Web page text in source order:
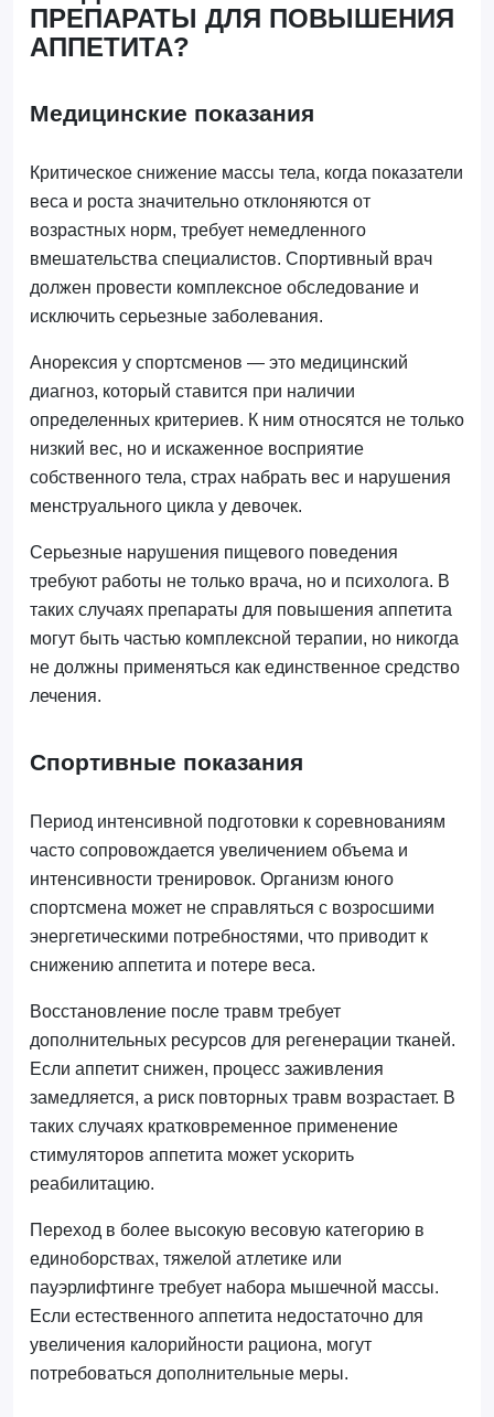
ПРЕПАРАТЫ ДЛЯ ПОВЫШЕНИЯ
АППЕТИТА?
Медицинские показания
Критическое снижение массы тела, когда показатели
веса и роста значительно отклоняются от
возрастных норм, требует немедленного
вмешательства специалистов. Спортивный врач
должен провести комплексное обследование и
исключить серьезные заболевания.
Анорексия у спортсменов — это медицинский
диагноз, который ставится при наличии
определенных критериев. К ним относятся не только
низкий вес, но и искаженное восприятие
собственного тела, страх набрать вес и нарушения
менструального цикла у девочек.
Серьезные нарушения пищевого поведения
требуют работы не только врача, но и психолога. В
таких случаях препараты для повышения аппетита
могут быть частью комплексной терапии, но никогда
не должны применяться как единственное средство
лечения.
Спортивные показания
Период интенсивной подготовки к соревнованиям
часто сопровождается увеличением объема и
интенсивности тренировок. Организм юного
спортсмена может не справляться с возросшими
энергетическими потребностями, что приводит к
снижению аппетита и потере веса.
Восстановление после травм требует
дополнительных ресурсов для регенерации тканей.
Если аппетит снижен, процесс заживления
замедляется, а риск повторных травм возрастает. В
таких случаях кратковременное применение
стимуляторов аппетита может ускорить
реабилитацию.
Переход в более высокую весовую категорию в
единоборствах, тяжелой атлетике или
пауэрлифтинге требует набора мышечной массы.
Если естественного аппетита недостаточно для
увеличения калорийности рациона, могут
потребоваться дополнительные меры.